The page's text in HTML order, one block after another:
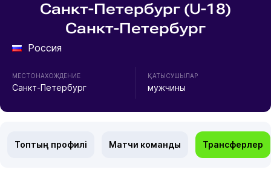
Санкт-Петербург (U-18)
Санкт-Петербург
Россия
МЕСТОНАХОЖДЕНИЕ
Санкт-Петербург
ҚАТЫСУШЫЛАР
мужчины
Топтың профилі Матчи команды Трансферлер